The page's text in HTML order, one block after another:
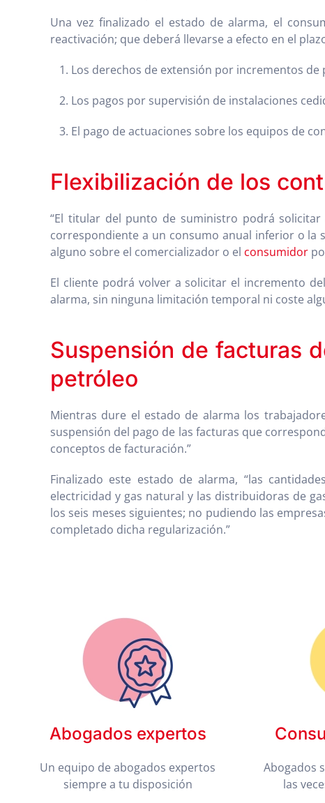
Una vez finalizado el estado de alarma, el
reactivación; que deberá llevarse a efecto en el
Los derechos de extensión por incrementos
Los pagos por supervisión de instalaciones
El pago de actuaciones sobre los equipos de
Flexibilización de los
“El titular del punto de suministro podrá
correspondiente a un consumo anual inferior o la
alguno sobre el comercializador o el consumidor
El cliente podrá volver a solicitar el incremento
alarma, sin ninguna limitación temporal ni coste
Suspensión de facturas
petróleo
Mientras dure el estado de alarma los
suspensión del pago de las facturas que
conceptos de facturación.”
Finalizado este estado de alarma, “las
electricidad y gas natural y las distribuidoras de
los seis meses siguientes; no pudiendo las
completado dicha regularización.”
Abogados expertos
Un equipo de abogados expertos
siempre a tu disposición
Abogados
las